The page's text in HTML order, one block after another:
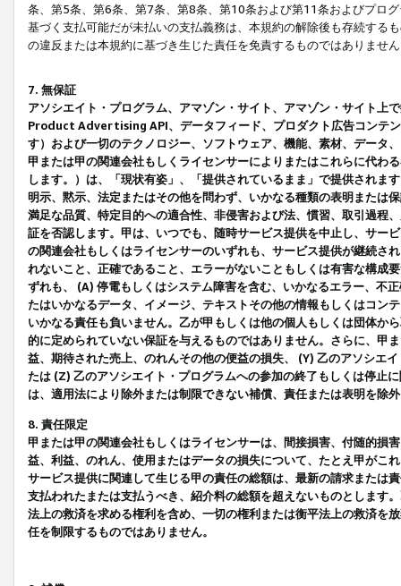
条、第5条、第6条、第7条、第8条、第10条および第11条およびプロ
基づく支払可能だが未払いの支払義務は、本規約の解除後も存続する
の違反または本規約に基づき生じた責任を免責するものではありませ
7. 無保証
アソシエイト・プログラム、アマゾン・サイト、アマゾン・サイト上
Product Advertising API、データフィード、プロダクト広告コンテ
す）および一切のテクノロジー、ソフトウェア、機能、素材、データ
甲または甲の関連会社もしくライセンサーによりまたはこれらに代わ
します。）は、「現状有姿」、「提供されているまま」で提供されま
明示、黙示、法定またはその他を問わず、いかなる種類の表明または
満足な品質、特定目的への適合性、非侵害および法、慣習、取引過程
証を否認します。甲は、いつでも、随時サービス提供を中止し、サー
の関連会社もしくはライセンサーのいずれも、サービス提供が継続さ
れないこと、正確であること、エラーがないこともしくは有害な構成
ずれも、 (A) 停電もしくはシステム障害を含む、いかなるエラー、不
たはいかなるデータ、イメージ、テキストその他の情報もしくはコン
いかなる責任も負いません。乙が甲もしくは他の個人もしくは団体か
的に定められていない保証を与えるものではありません。さらに、甲
益、期待された売上、のれんその他の便益の損失、 (Y) 乙のアソシエ
たは (Z) 乙のアソシエイト・プログラムへの参加の終了もしくは停止
は、適用法により除外または制限できない補償、責任または表明を除
8. 責任限定
甲または甲の関連会社もしくはライセンサーは、間接損害、付随的損
益、利益、のれん、使用またはデータの損失について、たとえ甲がこ
サービス提供に関連して生じる甲の責任の総額は、最新の請求または
支払われたまたは支払うべき、紹介料の総額を超えないものとします
法上の救済を求める権利を含め、一切の権利または衡平法上の救済を
任を制限するものではありません。